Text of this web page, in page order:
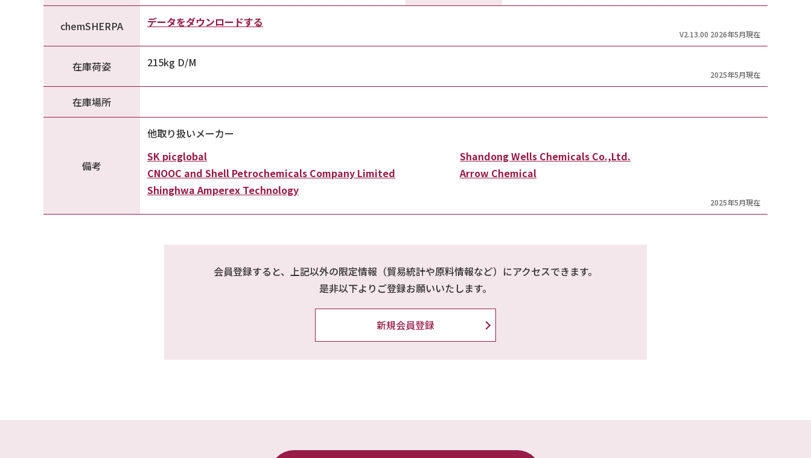
chemSHERPA データをダウンロードする
V2.13.00 2026年5月現在
在庫荷姿 215kg D/M
2025年5月現在
在庫場所
備考
他取り扱いメーカー
SK picglobal
Shandong Wells Chemicals Co.,Ltd.
CNOOC and Shell Petrochemicals Company Limited
Arrow Chemical
Shinghwa Amperex Technology
2025年5月現在
会員登録すると、上記以外の限定情報（貿易統計や原料情報など）にアクセスできます。
是非以下よりご登録お願いいたします。
新規会員登録